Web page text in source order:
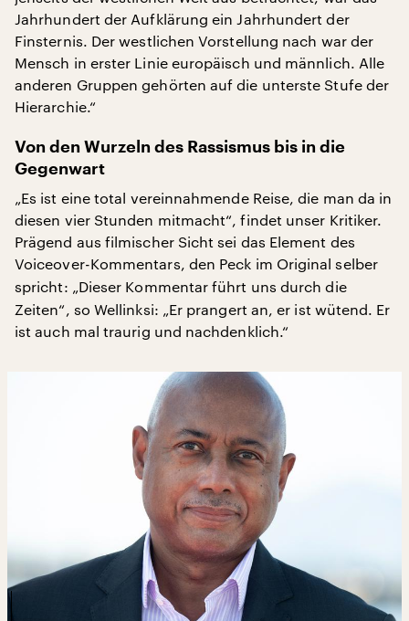
Jahrhundert der Aufklärung ein Jahrhundert der
Finsternis. Der westlichen Vorstellung nach war der
Mensch in erster Linie europäisch und männlich. Alle
anderen Gruppen gehörten auf die unterste Stufe der
Hierarchie.“
Von den Wurzeln des Rassismus bis in die
Gegenwart
„Es ist eine total vereinnahmende Reise, die man da in
diesen vier Stunden mitmacht“, findet unser Kritiker.
Prägend aus filmischer Sicht sei das Element des
Voiceover-Kommentars, den Peck im Original selber
spricht: „Dieser Kommentar führt uns durch die
Zeiten“, so Wellinksi: „Er prangert an, er ist wütend. Er
ist auch mal traurig und nachdenklich.“